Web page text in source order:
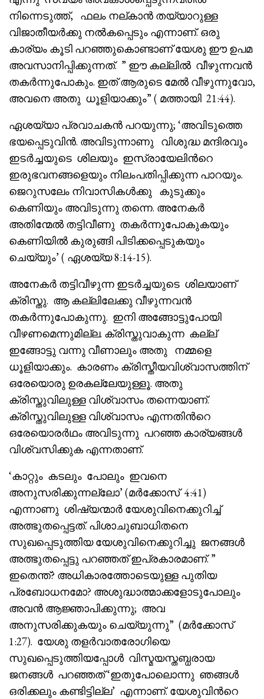
നിന്നെടുത്ത്, ഫലം നല്കാൻ തയ്യാറുള്ള
വിജാതീയർക്കു നൽകപ്പെടും എന്നാണ്. ഒരു
കാര്യം കൂടി പറഞ്ഞുകൊണ്ടാണ് യേശു ഈ ഉപമ
അവസാനിപ്പിക്കുന്നത്. ” ഈ കല്ലിൽ വീഴുന്നവൻ
തകർന്നുപോകും. ഇത് ആരുടെ മേൽ വീഴുന്നുവോ,
അവനെ അതു ധൂളിയാക്കും” ( മത്തായി 21:44).
ഏശയ്യാ പ്രവാചകൻ പറയുന്നു; ‘അവിടുത്തെ
ഭയപ്പെടുവിൻ. അവിടുന്നാണു വിശുദ്ധ മന്ദിരവും
ഇടർച്ചയുടെ ശിലയും ഇസ്രായേലിൻറെ
ഇരുഭവനങ്ങളെയും നിലംപതിപ്പിക്കുന്ന പാറയും.
ജെറുസലേം നിവാസികൾക്കു കുടുക്കും
കെണിയും അവിടുന്നു തന്നെ. അനേകർ
അതിന്മേൽ തട്ടിവീണു തകർന്നുപോകുകയും
കെണിയിൽ കുരുങ്ങി പിടിക്കപ്പെടുകയും
ചെയ്യും’ ( ഏശയ്യ 8:14-15).
അനേകർ തട്ടിവീഴുന്ന ഇടർച്ചയുടെ ശിലയാണ്
ക്രിസ്തു. ആ കല്ലിലേക്കു വീഴുന്നവൻ
തകർന്നുപോകുന്നു. ഇനി അങ്ങോട്ടുപോയി
വീഴണമെന്നുമില്ല. ക്രിസ്തുവാകുന്ന കല്ല്
ഇങ്ങോട്ടു വന്നു വീണാലും അതു നമ്മളെ
ധൂളിയാക്കും. കാരണം ക്രിസ്തീയവിശ്വാസത്തിന്
ഒരേയൊരു ഉരകല്ലേയുള്ളൂ. അതു
ക്രിസ്തുവിലുള്ള വിശ്വാസം തന്നെയാണ്.
ക്രിസ്തുവിലുള്ള വിശ്വാസം എന്നതിൻറെ
ഒരേയൊരർഥം അവിടുന്നു പറഞ്ഞ കാര്യങ്ങൾ
വിശ്വസിക്കുക എന്നതാണ്.
‘കാറ്റും കടലും പോലും ഇവനെ
അനുസരിക്കുന്നല്ലോ’ (മർക്കോസ് 4:41)
എന്നാണു ശിഷ്യന്മാർ യേശുവിനെക്കുറിച്ച്
അത്ഭുതപ്പെട്ടത്. പിശാചുബാധിതനെ
സുഖപ്പെടുത്തിയ യേശുവിനെക്കുറിച്ചു ജനങ്ങൾ
അത്ഭുതപ്പെട്ടു പറഞ്ഞത് ഇപ്രകാരമാണ്. ”
ഇതെന്ത്? അധികാരത്തോടെയുള്ള പുതിയ
പ്രബോധനമോ? അശുദ്ധാത്മാക്കളോടുപോലും
അവൻ ആജ്ഞാപിക്കുന്നു; അവ
അനുസരിക്കുകയും ചെയ്യുന്നു” (മർക്കോസ്
1:27). യേശു തളർവാതരോഗിയെ
സുഖപ്പെടുത്തിയപ്പോൾ വിസ്മയസ്തബ്ധരായ
ജനങ്ങൾ പറഞ്ഞത് ‘ഇതുപോലൊന്നു ഞങ്ങൾ
ഒരിക്കലും കണ്ടിട്ടില്ല’ എന്നാണ്. യേശുവിൻറെ